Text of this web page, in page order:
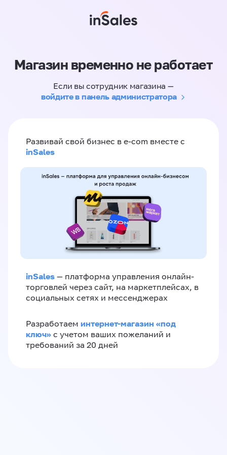
Магазин временно не работает
Если вы сотрудник магазина —
войдите в панель администратора
Развивай свой бизнес в e-com вместе с
inSales
inSales — платформа управления онлайн-
торговлей через сайт, на маркетплейсах, в
социальных сетях и мессенджерах
Разработаем интернет-магазин «‎под
ключ»‎ с учетом ваших пожеланий и
требований за 20 дней